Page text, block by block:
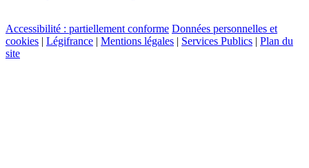
Accessibilité : partiellement conforme Données personnelles et
cookies | Légifrance | Mentions légales | Services Publics | Plan du
site